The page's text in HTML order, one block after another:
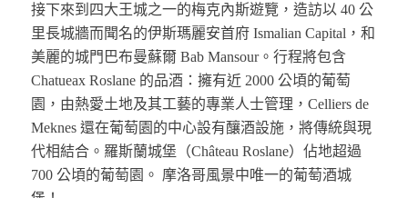
接下來到四大王城之一的梅克內斯遊覽，造訪以 40 公
里長城牆而聞名的伊斯瑪麗安首府 Ismalian Capital，和
美麗的城門巴布曼蘇爾 Bab Mansour。行程將包含
Chatueax Roslane 的品酒：擁有近 2000 公頃的葡萄
園，由熱愛土地及其工藝的專業人士管理，Celliers de
Meknes 還在葡萄園的中心設有釀酒設施，將傳統與現
代相結合。羅斯蘭城堡（Château Roslane）佔地超過
700 公頃的葡萄園。 摩洛哥風景中唯一的葡萄酒城